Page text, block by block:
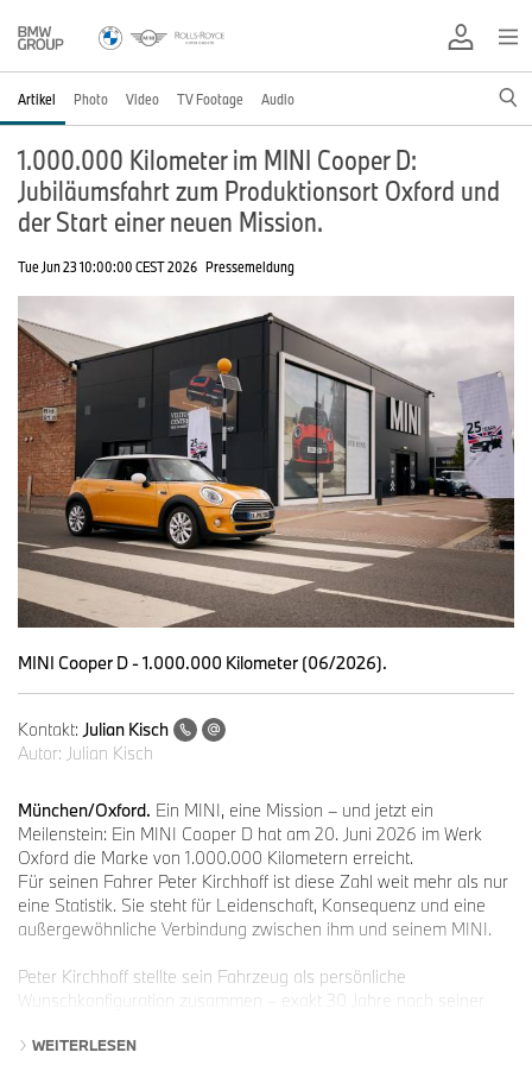
Artikel Photo Video TV Footage Audio
1.000.000 Kilometer im MINI Cooper D:
Jubiläumsfahrt zum Produktionsort Oxford und
der Start einer neuen Mission.
Tue Jun 23 10:00:00 CEST 2026 Pressemeldung
MINI Cooper D - 1.000.000 Kilometer (06/2026).
Kontakt: Julian Kisch
Autor: Julian Kisch
München/Oxford. Ein MINI, eine Mission – und jetzt ein
Meilenstein: Ein MINI Cooper D hat am 20. Juni 2026 im Werk
Oxford die Marke von 1.000.000 Kilometern erreicht.
Für seinen Fahrer Peter Kirchhoff ist diese Zahl weit mehr als nur
eine Statistik. Sie steht für Leidenschaft, Konsequenz und eine
außergewöhnliche Verbindung zwischen ihm und seinem MINI.
Peter Kirchhoff stellte sein Fahrzeug als persönliche
Wunschkonfiguration zusammen – exakt 30 Jahre nach seiner
lange Reisen gedacht war, kam für mich als MINI Fan nichts
WEITERLESEN